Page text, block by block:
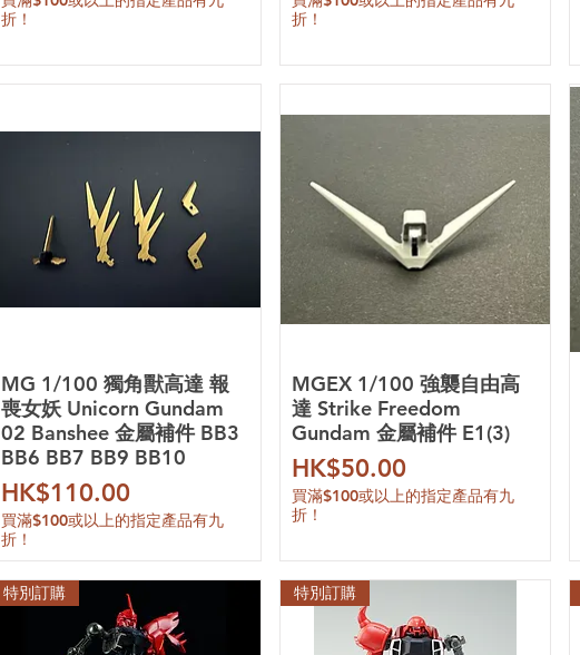
折！
折！
MG 1/100 獨角獸高達 報
喪女妖 Unicorn Gundam
02 Banshee 金屬補件 BB3
BB6 BB7 BB9 BB10
價格
HK$110.00
買滿$100或以上的指定產品有九
折！
MGEX 1/100 強襲自由高
達 Strike Freedom
Gundam 金屬補件 E1(3)
價格
HK$50.00
買滿$100或以上的指定產品有九
折！
特別訂購 特別訂購